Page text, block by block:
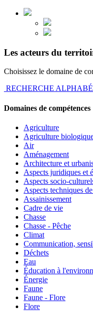
Les acteurs du
Choisissez le domaine de
RECHERCHE
Domaines de compétences
Agriculture
Agriculture
Air
Aménagement
Architecture et
Aspects juridiques et
Aspects socio-
Aspects techniques
Assainissement
Cadre de vie
Chasse
Chasse - Pêche
Climat
Communication,
Déchets
Eau
Éducation à
Énergie
Faune
Faune - Flore
Flore